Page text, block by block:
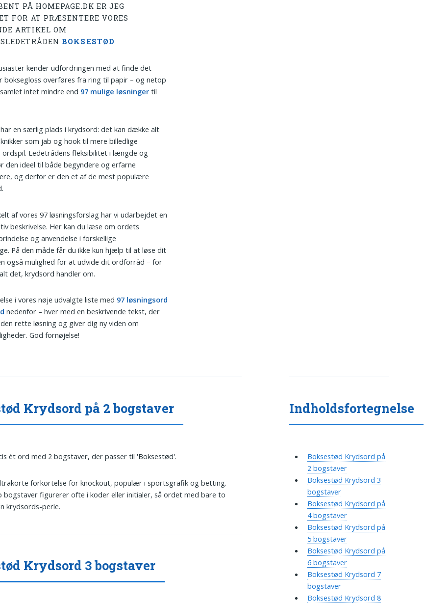
PÅ HOMEPAGE.DK ER JEG
FOR AT PRÆSENTERE VORES
ARTIKEL OM
BOKSESTØD
kender udfordringen med at finde det
boksegloss overføres fra ring til papir – og netop
intet mindre end 97 mulige løsninger til
en særlig plads i krydsord: det kan dække alt
som jab og hook til mere billedlige
ordspil. Ledetrådens fleksibilitet i længde og
den ideel til både begyndere og erfarne
og derfor er den et af de mest populære
af vores 97 løsningsforslag har vi udarbejdet en
beskrivelse. Her kan du læse om ordets
og anvendelse i forskellige
På den måde får du ikke kun hjælp til at løse dit
også mulighed for at udvide dit ordforråd – for
det, krydsord handler om.
i vores nøje udvalgte liste med 97 løsningsord
nedenfor – hver med en beskrivende tekst, der
rette løsning og giver dig ny viden om
God fornøjelse!
Krydsord på 2 bogstaver
ét ord med 2 bogstaver, der passer til 'Boksestød'.
forkortelse for knockout, populær i sportsgrafik og betting.
bogstaver figurerer ofte i koder eller initialer, så ordet med bare to
krydsords-perle.
Krydsord 3 bogstaver
Indholdsfortegnelse
Boksestød Krydsord på
2 bogstaver
Boksestød Krydsord 3
bogstaver
Boksestød Krydsord på
4 bogstaver
Boksestød Krydsord på
5 bogstaver
Boksestød Krydsord på
6 bogstaver
Boksestød Krydsord 7
bogstaver
Boksestød Krydsord 8